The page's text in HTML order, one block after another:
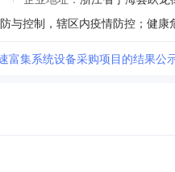
富集系统设备采购项目的结果公